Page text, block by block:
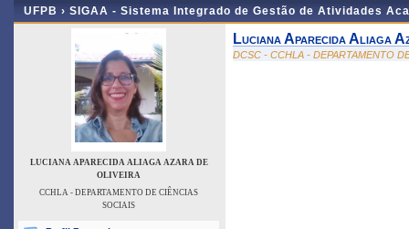
UFPB › SIGAA - Sistema Integrado de Gestão de Atividades
LUCIANA APARECIDA ALIAGA AZARA DE
OLIVEIRA
CCHLA - DEPARTAMENTO DE CIÊNCIAS
SOCIAIS
Luciana Aparecida Aliaga
DCSC - CCHLA - DEPARTAMENTO